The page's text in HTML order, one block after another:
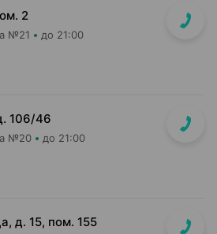
2
№21 до 21:00
106/46
№20 до 21:00
д. 15, пом. 155